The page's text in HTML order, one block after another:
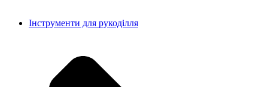
Інструменти для рукоділля